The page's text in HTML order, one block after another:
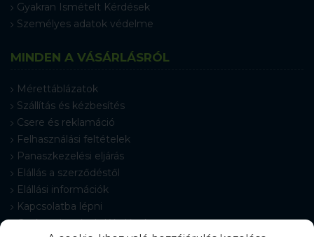
Gyakran Ismételt Kérdések
Személyes adatok védelme
MINDEN A VÁSÁRLÁSRÓL
Mérettáblázatok
Szállítás és kézbesítés
Csere és reklamáció
Felhasználási feltételek
Panaszkezelési eljárás
Elállás a szerződéstől
Elállási információk
Kapcsolatba lépni
Gyakran Ismételt Kérdések